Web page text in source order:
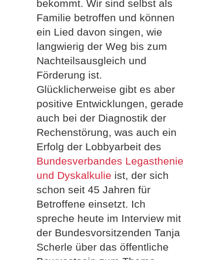
bekommt. Wir sind selbst als
Familie betroffen und können
ein Lied davon singen, wie
langwierig der Weg bis zum
Nachteilsausgleich und
Förderung ist.
Glücklicherweise gibt es aber
positive Entwicklungen, gerade
auch bei der Diagnostik der
Rechenstörung, was auch ein
Erfolg der Lobbyarbeit des
Bundesverbandes Legasthenie
und Dyskalkulie ist, der sich
schon seit 45 Jahren für
Betroffene einsetzt. Ich
spreche heute im Interview mit
der Bundesvorsitzenden Tanja
Scherle über das öffentliche